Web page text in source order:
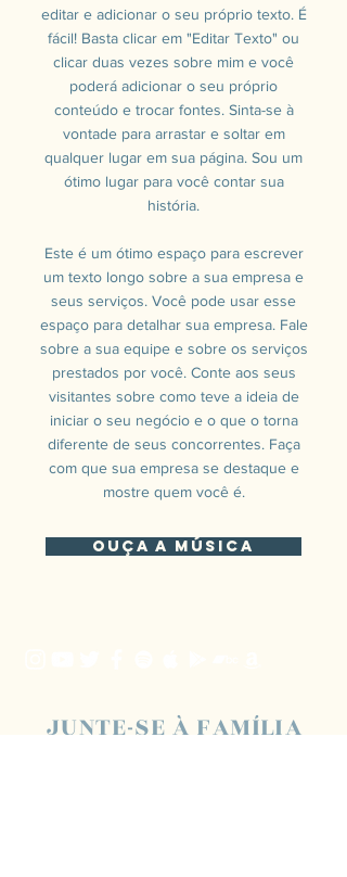
editar e adicionar o seu próprio texto. É
fácil! Basta clicar em "Editar Texto" ou
clicar duas vezes sobre mim e você
poderá adicionar o seu próprio
conteúdo e trocar fontes. Sinta-se à
vontade para arrastar e soltar em
qualquer lugar em sua página. Sou um
ótimo lugar para você contar sua
história.
Este é um ótimo espaço para escrever
um texto longo sobre a sua empresa e
seus serviços. Você pode usar esse
espaço para detalhar sua empresa. Fale
sobre a sua equipe e sobre os serviços
prestados por você. Conte aos seus
visitantes sobre como teve a ideia de
iniciar o seu negócio e o que o torna
diferente de seus concorrentes. Faça
com que sua empresa se destaque e
mostre quem você é.
Ouça a música
JUNTE-SE À FAMÍLIA